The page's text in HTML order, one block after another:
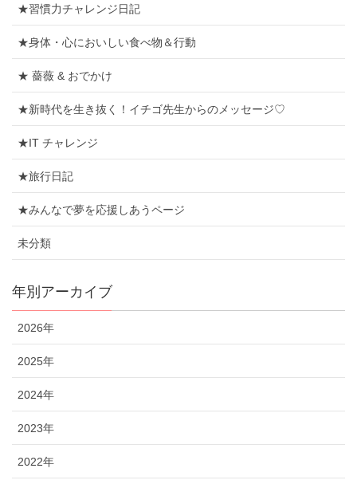
★習慣力チャレンジ日記
★身体・心においしい食べ物＆行動
★ 薔薇 & おでかけ
★新時代を生き抜く！イチゴ先生からのメッセージ♡
★IT チャレンジ
★旅行日記
★みんなで夢を応援しあうページ
未分類
年別アーカイブ
2026年
2025年
2024年
2023年
2022年